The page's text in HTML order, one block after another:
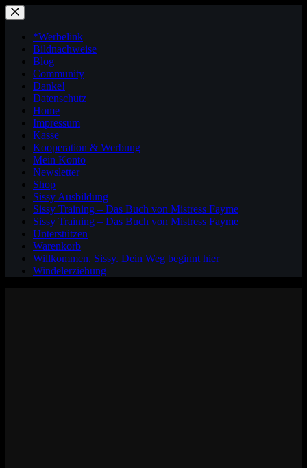
Zum
Inhalt
springen*Werbelink
Bildnachweise
Blog
Community
Danke!
Datenschutz
Home
Impressum
Kasse
Kooperation & Werbung
Mein Konto
Newsletter
Shop
Sissy Ausbildung
Sissy Training – Das Buch von Mistress Fayme
Sissy Training – Das Buch von Mistress Fayme
Unterstützen
Warenkorb
Willkommen, Sissy. Dein Weg beginnt hier
Windelerziehung